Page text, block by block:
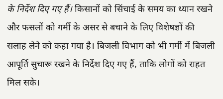
के निर्देश दिए गए हैं।किसानों को सिंचाई के समय का ध्यान रखने
और फसलों को गर्मी के असर से बचाने के लिए विशेषज्ञों की
सलाह लेने को कहा गया है। बिजली विभाग को भी गर्मी में बिजली
आपूर्ति सुचारू रखने के निर्देश दिए गए हैं, ताकि लोगों को राहत
मिल सके।